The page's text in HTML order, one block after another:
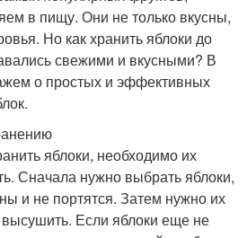
в пищу. Они не только вкусны,
Но как хранить яблоки до
свежими и вкусными? В
о простых и эффективных
яблоки, необходимо их
Сначала нужно выбрать яблоки,
и не портятся. Затем нужно их
Если яблоки еще не